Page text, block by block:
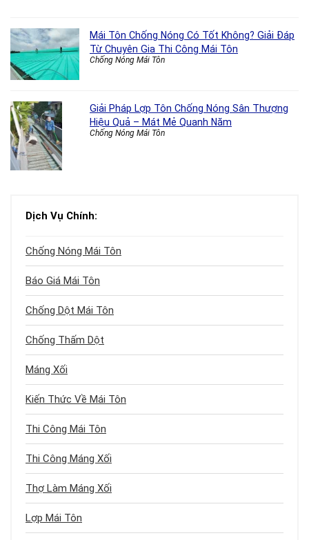
Mái Tôn Chống Nóng Có Tốt Không? Giải Đáp
Từ Chuyên Gia Thi Công Mái Tôn
Chống Nóng Mái Tôn
Giải Pháp Lợp Tôn Chống Nóng Sân Thượng
Hiệu Quả – Mát Mẻ Quanh Năm
Chống Nóng Mái Tôn
Dịch Vụ Chính:
Chống Nóng Mái Tôn
Báo Giá Mái Tôn
Chống Dột Mái Tôn
Chống Thấm Dột
Máng Xối
Kiến Thức Về Mái Tôn
Thi Công Mái Tôn
Thi Công Máng Xối
Thợ Làm Máng Xối
Lợp Mái Tôn